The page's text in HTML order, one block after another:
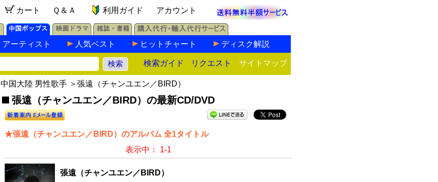
カート Ｑ＆Ａ 利用ガイド アカウント
アーティスト 人気ベスト ヒットチャート ディスク解説
検索ガイド リクエスト サイトマップ
中国大陸 男性歌手 ＞張遠（チャンユエン／BIRD）
張遠（チャンユエン／BIRD）の最新CD/DVD
★張遠（チャンユエン／BIRD）のアルバム 全1タイトル
表示中： 1-1
張遠（チャンユエン／BIRD）